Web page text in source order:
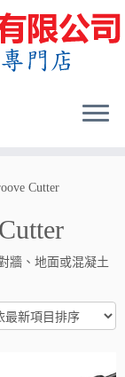
Cutter
牆、地面或混凝土